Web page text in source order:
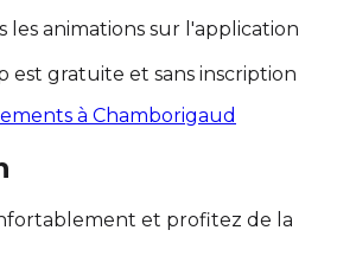
les animations sur l'application
est gratuite et sans inscription
à Chamborigaud
et profitez de la